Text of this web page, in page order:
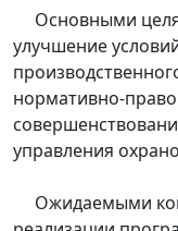
Основными
улучшение
нормативно-
управления
Ожидаемыми